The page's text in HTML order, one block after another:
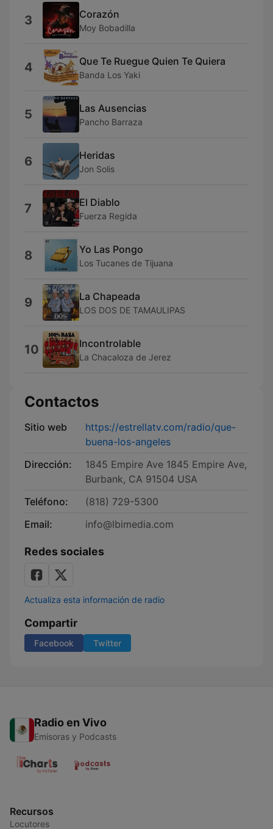
3 Corazón
Moy Bobadilla
4 Que Te Ruegue Quien Te Quiera
Banda Los Yaki
5 Las Ausencias
Pancho Barraza
6 Heridas
Jon Solis
7 El Diablo
Fuerza Regida
8 Yo Las Pongo
Los Tucanes de Tijuana
9 La Chapeada
LOS DOS DE TAMAULIPAS
10 Incontrolable
La Chacaloza de Jerez
Contactos
Sitio web
https://estrellatv.com/radio/que-
buena-los-angeles
Dirección:
1845 Empire Ave 1845 Empire Ave,
Burbank, CA 91504 USA
Teléfono:
(818) 729-5300
Email:
info@lbimedia.com
Redes sociales
Actualiza esta información de radio
Compartir
Facebook Twitter
Radio en Vivo
Emisoras y Podcasts
Recursos
Locutores